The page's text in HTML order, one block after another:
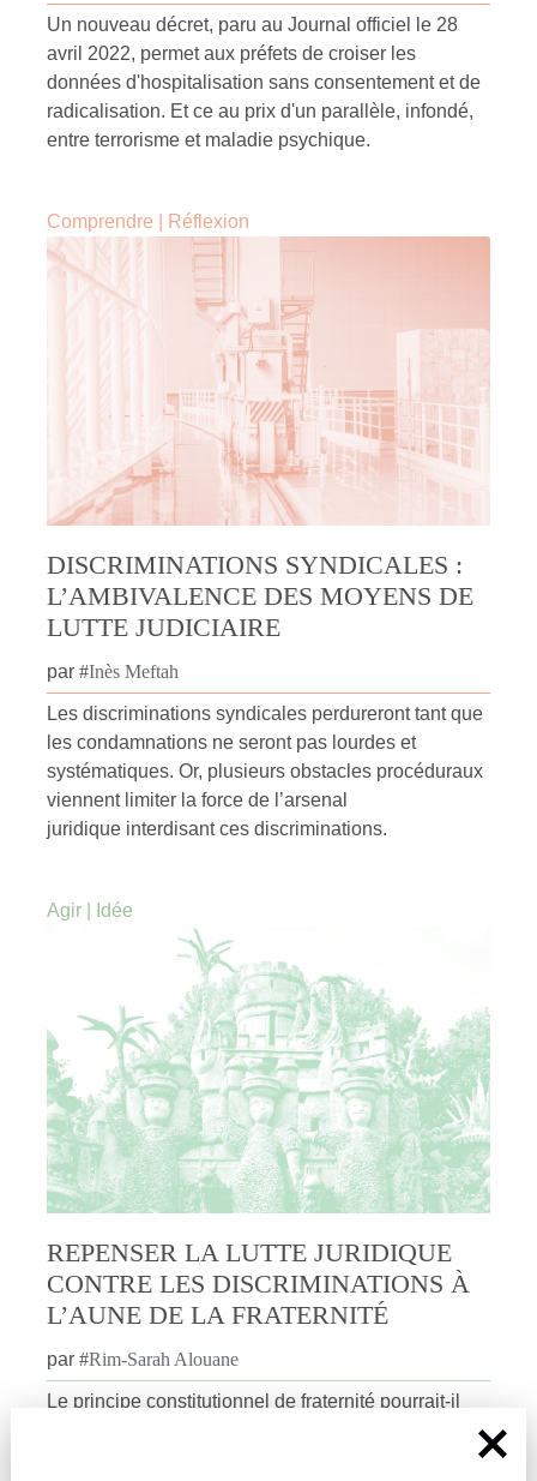
Un nouveau décret, paru au Journal officiel le 28
avril 2022, permet aux préfets de croiser les
données d'hospitalisation sans consentement et de
radicalisation. Et ce au prix d'un parallèle, infondé,
entre terrorisme et maladie psychique.
Comprendre Réflexion
DISCRIMINATIONS SYNDICALES :
L’AMBIVALENCE DES MOYENS DE
LUTTE JUDICIAIRE
par #Inès Meftah
Les discriminations syndicales perdureront tant que
les condamnations ne seront pas lourdes et
systématiques. Or, plusieurs obstacles procéduraux
viennent limiter la force de l’arsenal
juridique interdisant ces discriminations.
Agir Idée
REPENSER LA LUTTE JURIDIQUE
CONTRE LES DISCRIMINATIONS À
L’AUNE DE LA FRATERNITÉ
par #Rim-Sarah Alouane
Le principe constitutionnel de fraternité pourrait-il
permettre de repenser la protection des minorités en